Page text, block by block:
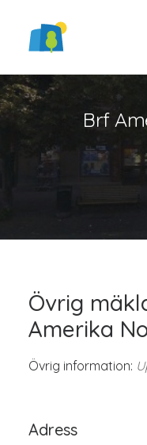
Brf
Övrig
Amerika
Övrig information:
Adress